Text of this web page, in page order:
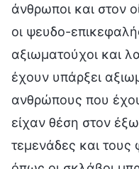
άνθρωποι και στον
οι ψευδο-
αξιωματούχοι και
έχουν υπάρξει
ανθρώπους που
είχαν θέση στον
τεμενάδες και τους